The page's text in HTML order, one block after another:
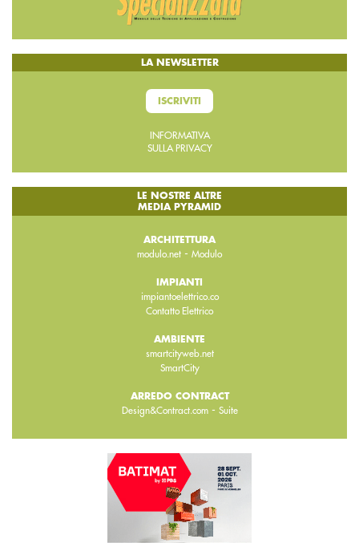
LA NEWSLETTER
ISCRIVITI
INFORMATIVA
SULLA PRIVACY
LE NOSTRE ALTRE
MEDIA PYRAMID
ARCHITETTURA
modulo.net - Modulo
IMPIANTI
impiantoelettrico.co
Contatto Elettrico
AMBIENTE
smartcityweb.net
SmartCity
ARREDO CONTRACT
Design&Contract.com- Suite